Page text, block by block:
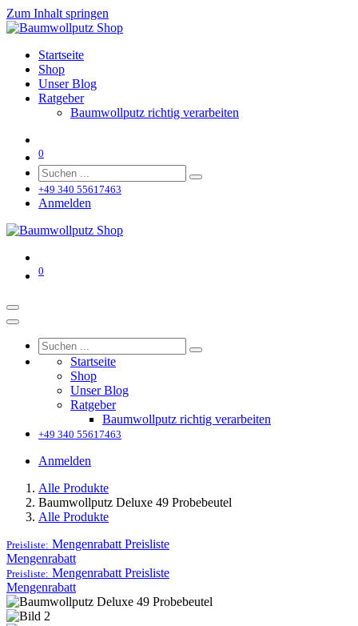
Zum Inhalt springen
Startseite
Shop
Unser Blog
Ratgeber
Baumwollputz richtig verarbeiten
0
+49 340 55617463
Anmelden
0
Startseite
Shop
Unser Blog
Ratgeber
Baumwollputz richtig verarbeiten
+49 340 55617463
Anmelden
Alle Produkte
Baumwollputz Deluxe 49 Probebeutel
Alle Produkte
Preisliste: Mengenrabatt Preisliste
Mengenrabatt
Preisliste: Mengenrabatt Preisliste
Mengenrabatt